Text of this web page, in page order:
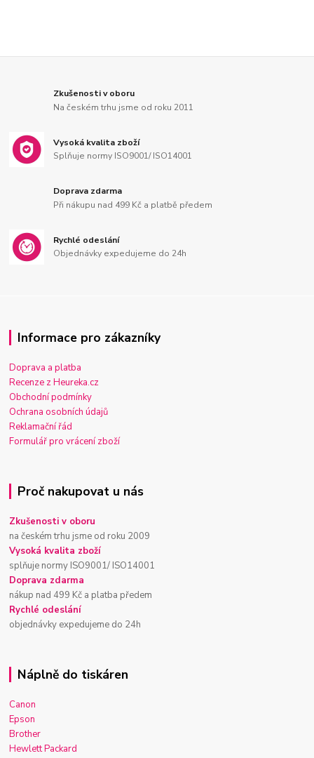
Zkušenosti v oboru
Na českém trhu jsme od roku 2011
Vysoká kvalita zboží
Splňuje normy ISO9001/ ISO14001
Doprava zdarma
Při nákupu nad 499 Kč a platbě předem
Rychlé odeslání
Objednávky expedujeme do 24h
Informace pro zákazníky
Doprava a platba
Recenze z Heureka.cz
Obchodní podmínky
Ochrana osobních údajů
Reklamační řád
Formulář pro vrácení zboží
Proč nakupovat u nás
Zkušenosti v oboru
na českém trhu jsme od roku 2009
Vysoká kvalita zboží
splňuje normy ISO9001/ ISO14001
Doprava zdarma
nákup nad 499 Kč a platba předem
Rychlé odeslání
objednávky expedujeme do 24h
Náplně do tiskáren
Canon
Epson
Brother
Hewlett Packard